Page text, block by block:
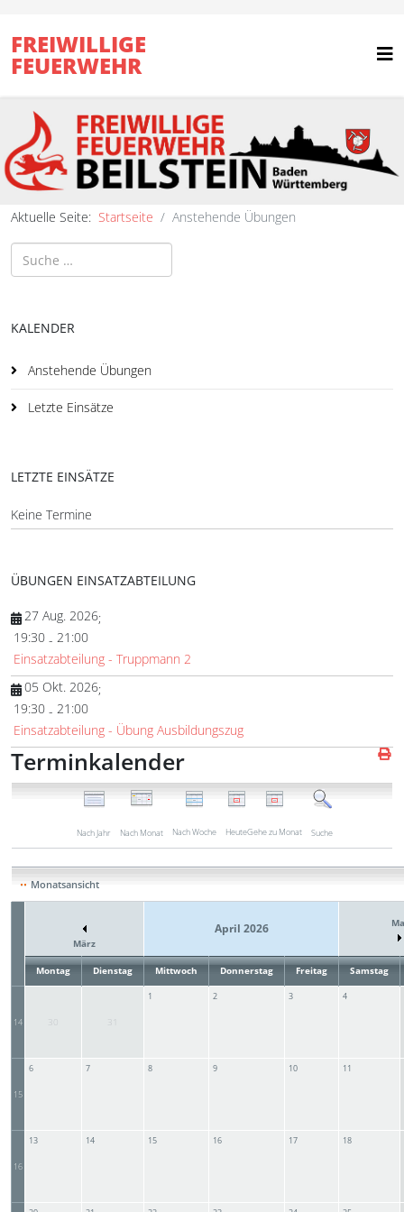
FREIWILLIGE
FEUERWEHR
Aktuelle Seite: Startseite Anstehende Übungen
Suchen
KALENDER
Anstehende Übungen
Letzte Einsätze
LETZTE EINSÄTZE
Keine Termine
ÜBUNGEN EINSATZABTEILUNG
27 Aug. 2026;
19:30 - 21:00
Einsatzabteilung - Truppmann 2
05 Okt. 2026;
19:30 - 21:00
Einsatzabteilung - Übung Ausbildungszug
Terminkalender
Nach Jahr Nach Monat Nach Woche HeuteGehe zu Monat Suche
Monatsansicht
März
April 2026
Montag Dienstag Mittwoch Donnerstag Freitag Samstag
14
1 2 3 4
15
6 7 8 9 10 11
16
13 14 15 16 17 18